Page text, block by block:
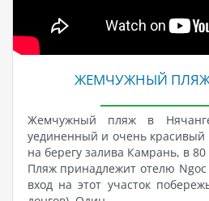
ЖЕМЧУЖНЫЙ ПЛЯЖ
Жемчужный пляж в
уединенный и очень
на берегу залива Камрань, в
Пляж принадлежит отелю Ngoc
вход на этот участок